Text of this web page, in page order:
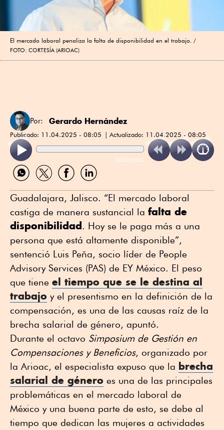
El mercado laboral penaliza la falta de disponibilidad en el trabajo.
FOTO: CORTESÍA (ARIOAC)
Por: Gerardo Hernández
Publicado: 11.04.2025 - 08:05 Actualizado: 11.04.2025 - 08:05
ReadSpeaker
Compartir
por
Compartir
por
Compartir
por
Compartir
por
Guadalajara, Jalisco. “El mercado laboral
castiga de manera sustancial la falta de
disponibilidad. Hoy se le paga más a una
persona que está altamente disponible”,
sentenció Luis Peña, socio líder de People
Advisory Services (PAS) de EY México. El peso
que tiene el tiempo que se le destina al
trabajo y el presentismo en la definición de la
compensación, es una de las causas raíz de la
brecha salarial de género, apuntó.
Durante el octavo Simposium de Gestión en
Compensaciones y Beneficios, organizado por
la Arioac, el especialista expuso que la brecha
salarial de género es una de las principales
problemáticas en el mercado laboral de
México y una buena parte de esto, se debe al
tiempo que dedican las mujeres a actividades